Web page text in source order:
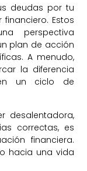
deudas por tu
Estos
perspectiva
plan de acción
A menudo,
la diferencia
un ciclo de
desalentadora,
correctas, es
financiera.
hacia una vida